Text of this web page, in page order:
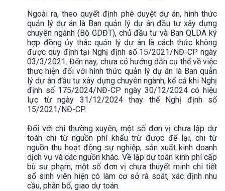
Ngoài ra, theo quyết định phê duyệt dự án, hình thức
quản lý dự án là Ban quản lý dự án đầu tư xây dựng
chuyên ngành (Bộ GDĐT), chủ đầu tư và Ban QLDA ký
hợp đồng ủy thác quản lý dự án là cách thức không
được quy định tại Nghị định số 15/2021/NĐ-CP ngày
03/3/2021. Đến nay, chưa có hướng dẫn cụ thể về việc
thực hiện đối với hình thức quản lý dự án là Ban quản
lý dự án đầu tư xây dựng chuyên ngành, kể cả khi Nghị
định số 175/2024/NĐ-CP ngày 30/12/2024 có hiệu
lực từ ngày 31/12/2024 thay thế Nghị định số
15/2021/NĐ-CP.
Đối với chi thường xuyên, một số đơn vị chưa lập dự
toán chi từ nguồn phí khấu trừ được để lại, chi từ
nguồn thu hoạt động sự nghiệp, sản xuất kinh doanh
dịch vụ và các nguồn khác. Về lập dự toán kinh phí cấp
bù sư phạm, một số đơn vị chưa thuyết minh chi tiết
số sinh viên hiện có làm cơ sở rà soát, xác định nhu
cầu, phân bổ, giao dự toán.